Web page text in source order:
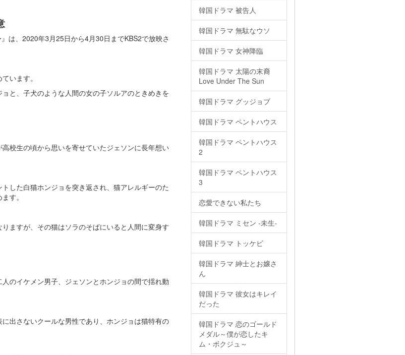
は、2020年3月25日から4月30日までKBS2で放映さ
います。
と、子犬のような人間の女の子ソルアのときめきを
校生の頃から思いを寄せていたジェソンに長年想い
した白猫ホンジョを突き返され、猫アレルギーのた
す。
ますが、その猫はソラのそばにいると人間に変身す
のイケメン男子、ジェソンとホンジョの間で揺れ動
出さないクールな男性であり、ホンジョは猫特有の
韓国ドラマ 被告人
韓国ドラマ 無駄なウソ
韓国ドラマ 女神降臨
韓国ドラマ 太陽の末裔
Love Under The Sun
韓国ドラマ グッジョブ
韓国ドラマ ペントハウス
韓国ドラマ ペントハウス
2
韓国ドラマ ペントハウス
3
恋愛できない私たち
韓国ドラマ ミセン -未生-
韓国ドラマ トッケビ
韓国ドラマ 紳士とお嬢さ
ん
韓国ドラマ 彼女はキレイ
だった
韓国ドラマ 恋のゴールド
メダル～僕が恋したキ
ム・ボクジュ～